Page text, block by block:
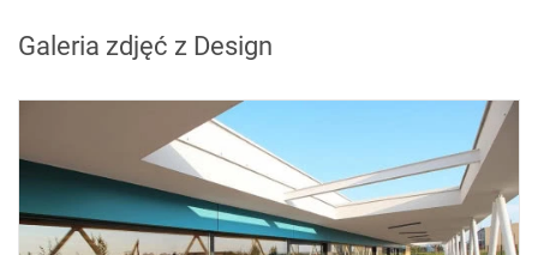
Galeria zdjęć z Design